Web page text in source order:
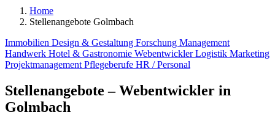
Home
Stellenangebote Golmbach
Immobilien Design & Gestaltung Forschung Management
Handwerk Hotel & Gastronomie WebentwicklerLogistik Marketing
Projektmanagement Pflegeberufe HR / Personal
Stellenangebote – Webentwickler in
Golmbach